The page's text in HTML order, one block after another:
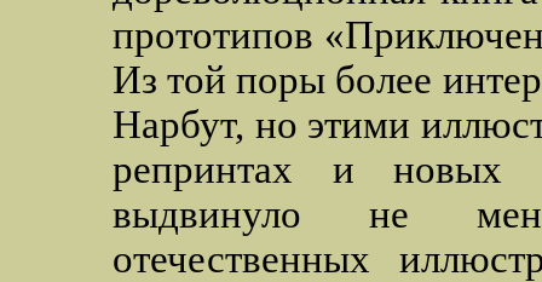
прототипов
Из той поры более
Нарбут, но этими
репринтах и новых
выдвинуло не
отечественных